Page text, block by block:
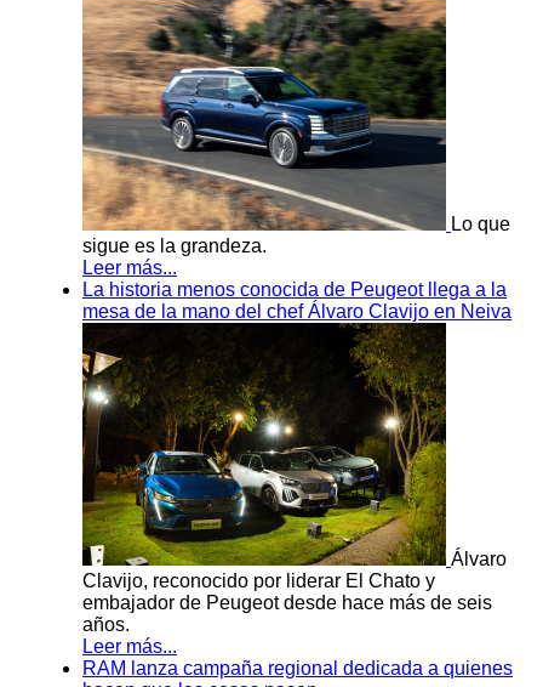
Lo que
sigue es la grandeza.
Leer más...
La historia menos conocida de Peugeot llega a la
mesa de la mano del chef Álvaro Clavijo en Neiva
Álvaro
Clavijo, reconocido por liderar El Chato y
embajador de Peugeot desde hace más de seis
años.
Leer más...
RAM lanza campaña regional dedicada a quienes